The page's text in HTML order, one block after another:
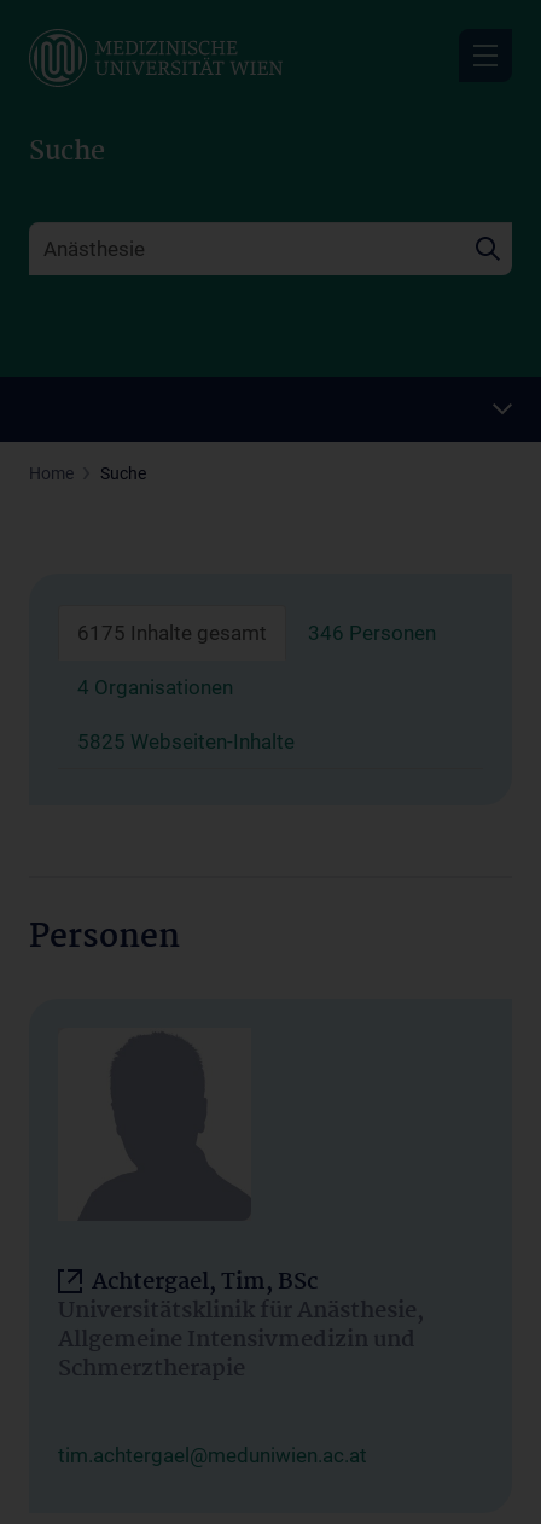
main
Suche
Home Suche
6175 Inhalte gesamt 346 Personen
4 Organisationen
5825 Webseiten-Inhalte
Personen
Achtergael, Tim, BSc
Universitätsklinik für Anästhesie,
Allgemeine Intensivmedizin und
Schmerztherapie
tim.achtergael@meduniwien.ac.at